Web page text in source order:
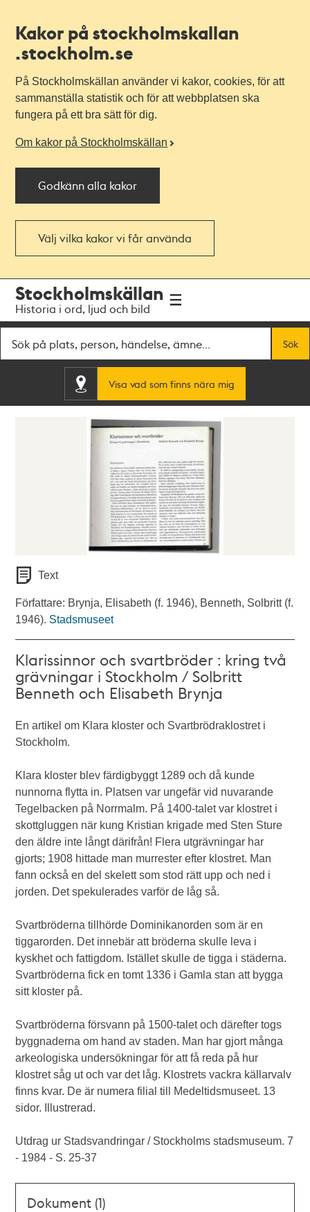
Kakor på stockholmskallan
.stockholm.se
På Stockholmskällan använder vi kakor, cookies, för att
sammanställa statistik och för att webbplatsen ska
fungera på ett bra sätt för dig.
Om kakor på Stockholmskällan
Godkänn alla kakor
Välj vilka kakor vi får använda
navigationen
huvudinnehållet
Stockholmskällan
Historia i ord, ljud och bild
Sök
Visa vad som finns nära mig
Text
Författare: Brynja, Elisabeth (f. 1946), Benneth, Solbritt (f.
1946). Stadsmuseet
Klarissinnor och svartbröder : kring två
grävningar i Stockholm / Solbritt
Benneth och Elisabeth Brynja
En artikel om Klara kloster och Svartbrödraklostret i
Stockholm.
Klara kloster blev färdigbyggt 1289 och då kunde
nunnorna flytta in. Platsen var ungefär vid nuvarande
Tegelbacken på Norrmalm. På 1400-talet var klostret i
skottgluggen när kung Kristian krigade med Sten Sture
den äldre inte långt därifrån! Flera utgrävningar har
gjorts; 1908 hittade man murrester efter klostret. Man
fann också en del skelett som stod rätt upp och ned i
jorden. Det spekulerades varför de låg så.
Svartbröderna tillhörde Dominikanorden som är en
tiggarorden. Det innebär att bröderna skulle leva i
kyskhet och fattigdom. Istället skulle de tigga i städerna.
Svartbröderna fick en tomt 1336 i Gamla stan att bygga
sitt kloster på.
Svartbröderna försvann på 1500-talet och därefter togs
byggnaderna om hand av staden. Man har gjort många
arkeologiska undersökningar för att få reda på hur
klostret såg ut och var det låg. Klostrets vackra källarvalv
finns kvar. De är numera filial till Medeltidsmuseet. 13
sidor. Illustrerad.
Utdrag ur Stadsvandringar / Stockholms stadsmuseum. 7
- 1984 - S. 25-37
Dokument (1)